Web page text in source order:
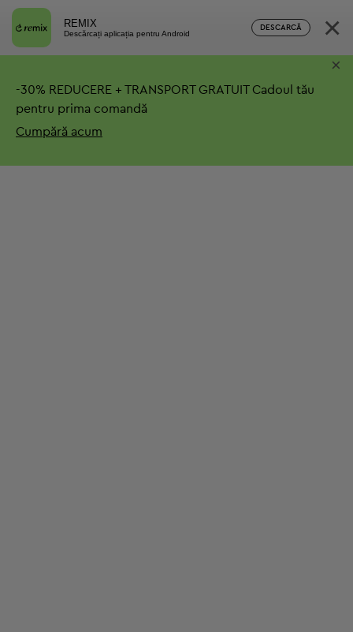
REMIX
Descărcați aplicația pentru Android
DESCARCĂ ×
-30% REDUCERE + TRANSPORT GRATUITCadoul tău
pentru prima comandă
Cumpără acum
×